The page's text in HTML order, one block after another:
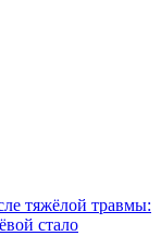
тяжёлой травмы:
стало